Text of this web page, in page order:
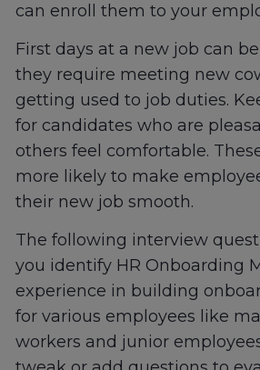
can enroll them to your
First days at a new job can
they require meeting new
getting used to job duties.
for candidates who are
others feel comfortable.
more likely to make
their new job smooth.
The following interview
you identify HR Onboarding
experience in building
for various employees like
workers and junior